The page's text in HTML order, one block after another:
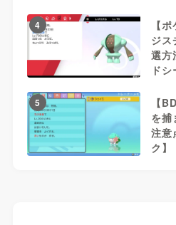
4
【
ジ
選方
ドシ
5
【
を
注意
ク】